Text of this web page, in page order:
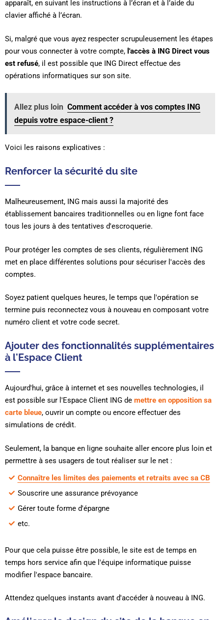
apparaît, en suivant les instructions à l’écran et à l’aide du
clavier affiché à l’écran.
Si, malgré que vous ayez respecter scrupuleusement les étapes
pour vous connecter à votre compte, l'accès à ING Direct vous
est refusé, il est possible que ING Direct effectue des
opérations informatiques sur son site.
Allez plus loin Comment accéder à vos comptes ING
depuis votre espace-client ?
Voici les raisons explicatives :
Renforcer la sécurité du site
Malheureusement, ING mais aussi la majorité des
établissement bancaires traditionnelles ou en ligne font face
tous les jours à des tentatives d'escroquerie.
Pour protéger les comptes de ses clients, régulièrement ING
met en place différentes solutions pour sécuriser l'accès des
comptes.
Soyez patient quelques heures, le temps que l'opération se
termine puis reconnectez vous à nouveau en composant votre
numéro client et votre code secret.
Ajouter des fonctionnalités supplémentaires
à l'Espace Client
Aujourd'hui, grâce à internet et ses nouvelles technologies, il
est possible sur l'Espace Client ING de mettre en opposition sa
carte bleue, ouvrir un compte ou encore effectuer des
simulations de crédit.
Seulement, la banque en ligne souhaite aller encore plus loin et
permettre à ses usagers de tout réaliser sur le net :
Connaître les limites des paiements et retraits avec sa CB
Souscrire une assurance prévoyance
Gérer toute forme d'épargne
etc.
Pour que cela puisse être possible, le site est de temps en
temps hors service afin que l'équipe informatique puisse
modifier l'espace bancaire.
Attendez quelques instants avant d'accéder à nouveau à ING.